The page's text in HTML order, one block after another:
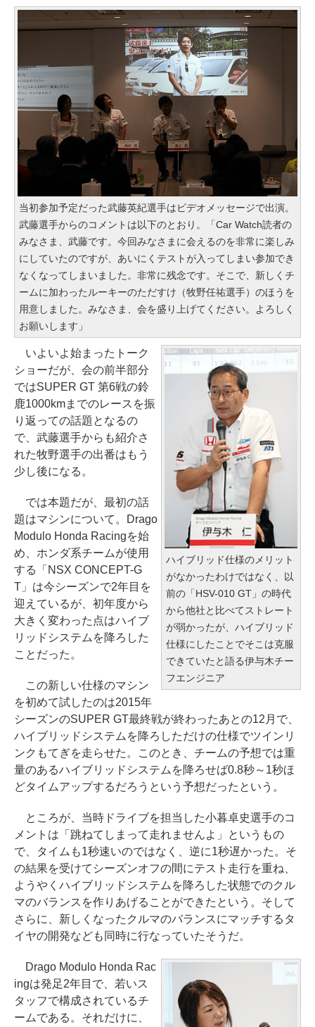
当初参加予定だった武藤英紀選手はビデオメッセージで出演。
武藤選手からのコメントは以下のとおり。「Car Watch読者の
みなさま、武藤です。今回みなさまに会えるのを非常に楽しみ
にしていたのですが、あいにくテストが入ってしまい参加でき
なくなってしまいました。非常に残念です。そこで、新しくチ
ームに加わったルーキーのただすけ（牧野任祐選手）のほうを
用意しました。みなさま、会を盛り上げてください。よろしく
お願いします」
ハイブリッド仕様のメリット
がなかったわけではなく、以
前の「HSV-010 GT」の時代
から他社と比べてストレート
が弱かったが、ハイブリッド
仕様にしたことでそこは克服
できていたと語る伊与木チー
フエンジニア
いよいよ始まったトーク
ショーだが、会の前半部分
ではSUPER GT 第6戦の鈴
鹿1000kmまでのレースを振
り返っての話題となるの
で、武藤選手からも紹介さ
れた牧野選手の出番はもう
少し後になる。
では本題だが、最初の話
題はマシンについて。Drago
Modulo Honda Racingを始
め、ホンダ系チームが使用
する「NSX CONCEPT-G
T」は今シーズンで2年目を
迎えているが、初年度から
大きく変わった点はハイブ
リッドシステムを降ろした
ことだった。
この新しい仕様のマシン
を初めて試したのは2015年
シーズンのSUPER GT最終戦が終わったあとの12月で、
ハイブリッドシステムを降ろしただけの仕様でツインリ
ンクもてぎを走らせた。このとき、チームの予想では重
量のあるハイブリッドシステムを降ろせば0.8秒～1秒ほ
どタイムアップするだろうという予想だったという。
ところが、当時ドライブを担当した小暮卓史選手のコ
メントは「跳ねてしまって走れませんよ」というもの
で、タイムも1秒速いのではなく、逆に1秒遅かった。そ
の結果を受けてシーズンオフの間にテスト走行を重ね、
ようやくハイブリッドシステムを降ろした状態でのクル
マのバランスを作りあげることができたという。そして
さらに、新しくなったクルマのバランスにマッチするタ
イヤの開発なども同時に行なっていたそうだ。
Drago Modulo Honda Rac
ingは発足2年目で、若いス
タッフで構成されているチ
ームである。それだけに、